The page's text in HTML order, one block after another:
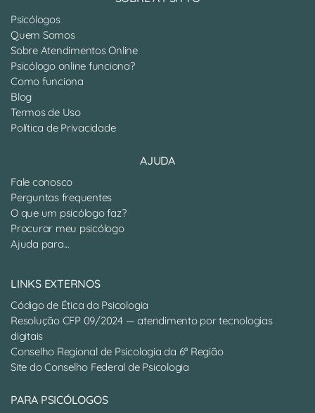
Psicólogos
Quem Somos
Sobre Atendimentos Online
Psicólogo online funciona?
Como funciona
Blog
Termos de Uso
Política de Privacidade
AJUDA
Fale conosco
Perguntas frequentes
O que um psicólogo faz?
Procurar meu psicólogo
Ajuda para...
LINKS EXTERNOS
Código de Ética da Psicologia
Resolução CFP 09/2024 — atendimento por tecnologias
digitais
Conselho Regional de Psicologia da 6ª Região
Site do Conselho Federal de Psicologia
PARA PSICÓLOGOS